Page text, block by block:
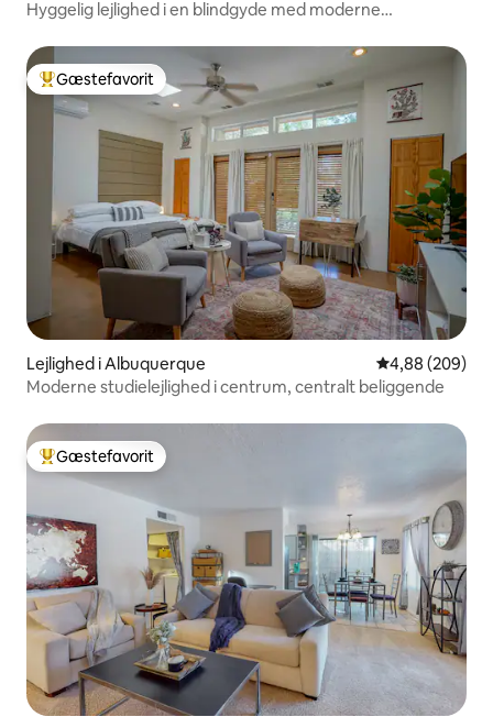
Hyggelig lejlighed i en blindgyde med moderne
Bedste gæstefavorit
Gæstefavorit
Lejlighed i Albuquerque 4,88 ud af 5 i
4,88 (209)
Moderne studielejlighed i centrum, centralt beliggende
Bedste gæstefavorit
Gæstefavorit